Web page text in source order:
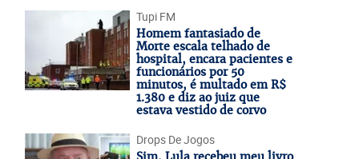
Tupi FM
Homem fantasiado de
Morte escala telhado de
hospital, encara pacientes e
funcionários por 50
minutos, é multado em R$
1.380 e diz ao juiz que
estava vestido de corvo
Drops De Jogos